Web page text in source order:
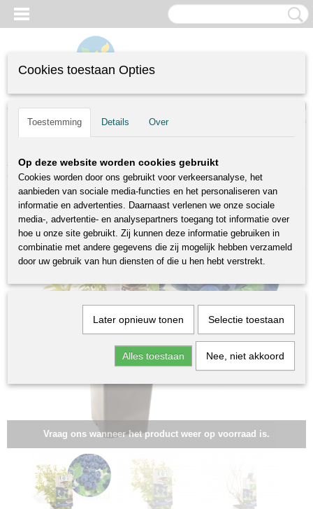
Inloggen
(0)
Home>Fruitstruiken>Grote struiken>Vaccinium corymbosum
Goldtraube | blauwe bes | Ø 18 cm
Vraag ons wanneer het product weer op voorraad is.
Cookies toestaan Opties
Toestemming Details Over
Op deze website worden cookies gebruikt
Cookies worden door ons gebruikt voor verkeersanalyse, het
aanbieden van sociale media-functies en het personaliseren van
informatie en advertenties. Daarnaast verlenen we onze sociale
media-, advertentie- en analysepartners toegang tot informatie over
hoe u onze site gebruikt. Zij kunnen deze informatie gebruiken in
combinatie met andere gegevens die zij mogelijk hebben verzameld
door uw gebruik van hun diensten of die u hen hebt verstrekt.
Later opnieuw tonen Selectie toestaan
Alles toestaan Nee, niet akkoord